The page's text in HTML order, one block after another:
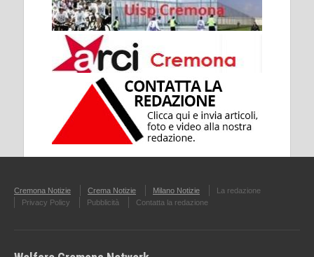
Cremona Notizie Crema Notizie Milano Notizie
La redazione
Privacy Policy
Pubblicità Contatta la redazione